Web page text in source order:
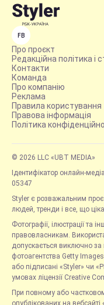
FB
Про проєкт
Редакційна політика і
Контакти
Команда
Про компанію
Реклама
Правила користування
Правова інформація
Політика
© 2026 LLC «UBT MEDIA»
Ідентифікатор онлайн-
05347
Styler є розважальним
людей, тренди і все, що
Фотографії, ілюстрації та
правовласникам.
допускається виключно
фотоагентства Getty
або підписані «Styler» чи
умовах ліцензії Creative
При повному або
опублікованих на